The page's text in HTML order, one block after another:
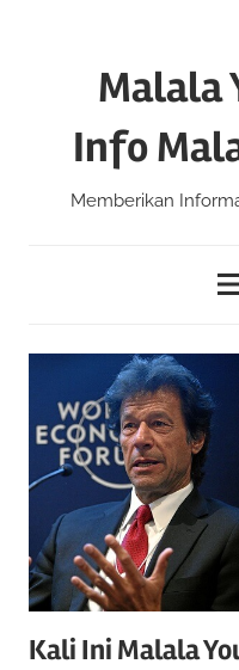
Malala
Info
Memberikan
Kali Ini Malala